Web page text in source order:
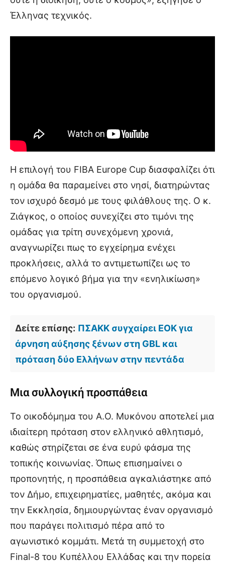
Έλληνας τεχνικός.
Η επιλογή του FIBA Europe Cup διασφαλίζει ότι
η ομάδα θα παραμείνει στο νησί, διατηρώντας
τον ισχυρό δεσμό με τους φιλάθλους της. Ο κ.
Ζιάγκος, ο οποίος συνεχίζει στο τιμόνι της
ομάδας για τρίτη συνεχόμενη χρονιά,
αναγνωρίζει πως το εγχείρημα ενέχει
προκλήσεις, αλλά το αντιμετωπίζει ως το
επόμενο λογικό βήμα για την «ενηλικίωση»
του οργανισμού.
Δείτε επίσης: ΠΣΑΚΚ συγχαίρει ΕΟΚ για
άρνηση αύξησης ξένων στη GBL και
πρόταση δύο Ελλήνων στην πεντάδα
Μια συλλογική προσπάθεια
Το οικοδόμημα του Α.Ο. Μυκόνου αποτελεί μια
ιδιαίτερη πρόταση στον ελληνικό αθλητισμό,
καθώς στηρίζεται σε ένα ευρύ φάσμα της
τοπικής κοινωνίας. Όπως επισημαίνει ο
προπονητής, η προσπάθεια αγκαλιάστηκε από
τον Δήμο, επιχειρηματίες, μαθητές, ακόμα και
την Εκκλησία, δημιουργώντας έναν οργανισμό
που παράγει πολιτισμό πέρα από το
αγωνιστικό κομμάτι. Μετά τη συμμετοχή στο
Final-8 του Κυπέλλου Ελλάδας και την πορεία